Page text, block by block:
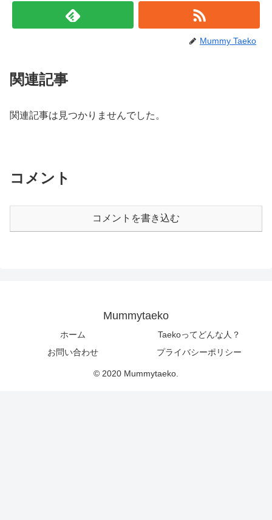
Mummy Taeko
関連記事
関連記事は見つかりませんでした。
コメント
コメントを書き込む
Mummytaeko
ホーム
Taekoってどんな人？
お問い合わせ
プライバシーポリシー
© 2020 Mummytaeko.